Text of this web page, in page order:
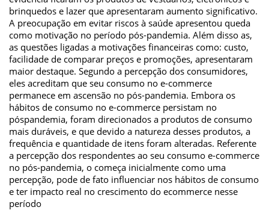
brinquedos e lazer que apresentaram aumento significativo.
A preocupação em evitar riscos à saúde apresentou queda
como motivação no período pós-pandemia. Além disso as,
as questões ligadas a motivações financeiras como: custo,
facilidade de comparar preços e promoções, apresentaram
maior destaque. Segundo a percepção dos consumidores,
eles acreditam que seu consumo no e-commerce
permanece em ascensão no pós-pandemia. Embora os
hábitos de consumo no e-commerce persistam no
póspandemia, foram direcionados a produtos de consumo
mais duráveis, e que devido a natureza desses produtos, a
frequência e quantidade de itens foram alteradas. Referente
a percepção dos respondentes ao seu consumo e-commerce
no pós-pandemia, o começa inicialmente como uma
percepção, pode de fato influenciar nos hábitos de consumo
e ter impacto real no crescimento do ecommerce nesse
período